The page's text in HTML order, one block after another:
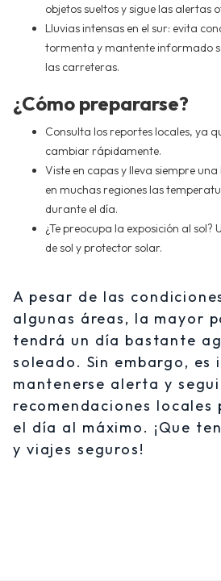
objetos sueltos y sigue las alertas
Lluvias intensas en el sur: evita
tormenta y mantente informado
las carreteras.
¿Cómo prepararse?
Consulta los reportes locales, ya
cambiar rápidamente.
Viste en capas y lleva siempre
en muchas regiones las
durante el día.
¿Te preocupa la exposición al
de sol y protector solar.
A pesar de las
algunas áreas, la mayor
tendrá un día bastante
soleado. Sin embargo, es
mantenerse alerta y
recomendaciones
el día al máximo. ¡Que
y viajes seguros!